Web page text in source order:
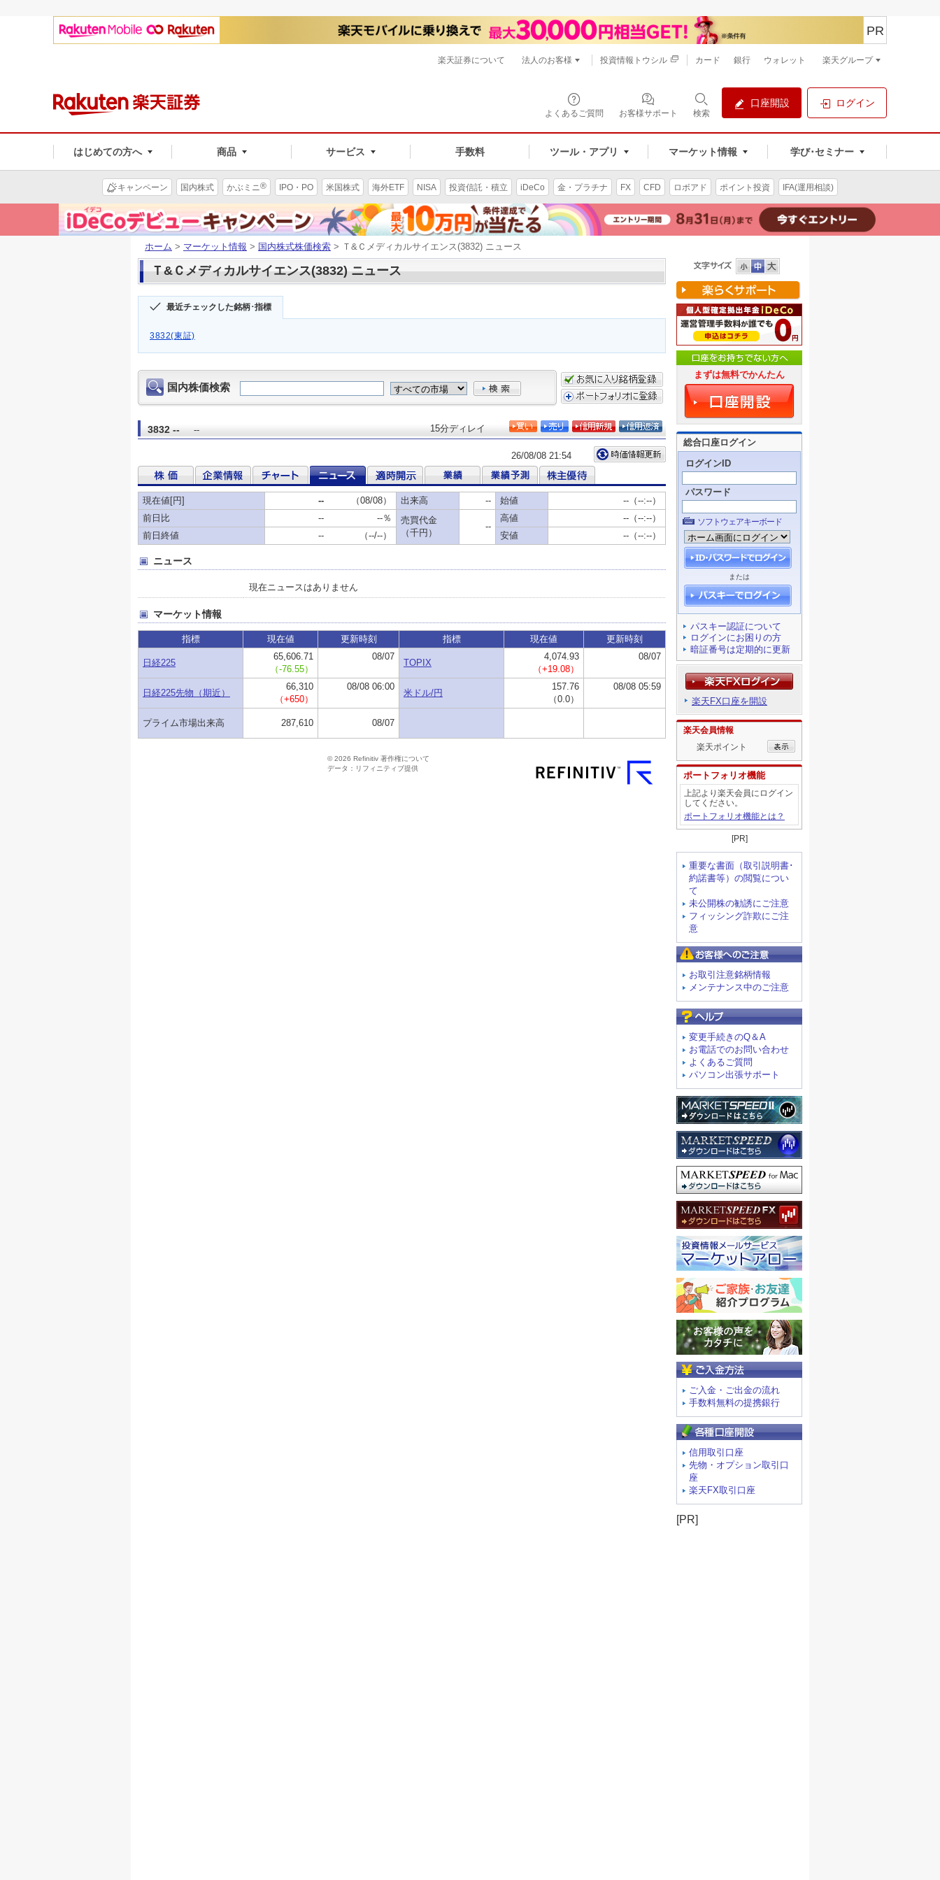
よくあるご質問 お客様サポート 検索
口座開設 ログイン
はじめての方へ 商品 サービス 手数料 ツール・アプリ マーケット情報 学び･セミナー
PR
楽天証券について 法人のお客様 投資情報トウシル カード 銀行 ウォレット 楽天グループ
キャンペーン 国内株式 かぶミニ® IPO・PO 米国株式 海外ETF NISA 投資信託・積立 iDeCo 金・プラチナ FX CFD ロボアド ポイント投資 IFA(運用相談)
ホーム > マーケット情報 > 国内株式株価検索 > Ｔ&Ｃメディカルサイエンス(3832) ニュース
Ｔ&Ｃメディカルサイエンス(3832) ニュース
最近チェックした銘柄･指標
3832(東証)
まずは無料でかんたん
総合口座ログイン
ログインID
パスワード
ソフトウェアキーボード
または
パスキー認証について
ログインにお困りの方
暗証番号は定期的に更新
楽天FX口座を開設
楽天会員情報
楽天ポイント
ポートフォリオ機能
上記より楽天会員にログイン
してください。
ポートフォリオ機能とは？
[PR]
重要な書面（取引説明書･
約諾書等）の閲覧につい
て
未公開株の勧誘にご注意
フィッシング詐欺にご注
意
お取引注意銘柄情報
メンテナンス中のご注意
変更手続きのQ＆A
お電話でのお問い合わせ
よくあるご質問
パソコン出張サポート
ご入金・ご出金の流れ
手数料無料の提携銀行
信用取引口座
先物・オプション取引口
座
楽天FX取引口座
[PR]